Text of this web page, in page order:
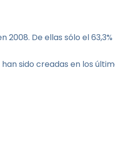
2008. De ellas sólo el
sido creadas en los